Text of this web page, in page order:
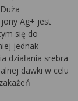
Ag+ jest
się do
jednak
działania srebra
dawki w celu